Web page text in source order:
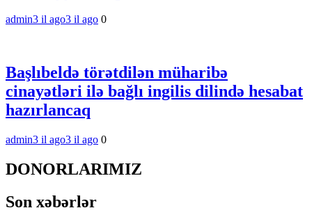
admin3 il ago3 il ago 0
Başlıbeldə törətdilən müharibə
cinayətləri ilə bağlı ingilis dilində hesabat
hazırlancaq
admin3 il ago3 il ago 0
DONORLARIMIZ
Son xəbərlər